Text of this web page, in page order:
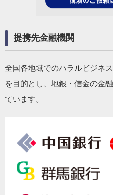
提携先金融機関
全国各地域でのハラルビジネ
を目的とし、地銀・信金の金
ています。